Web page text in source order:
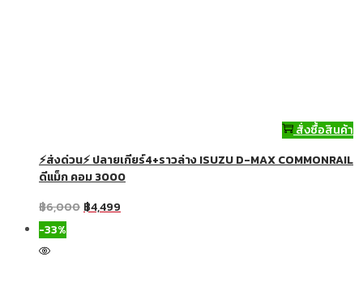
สั่งซื้อสินค้า
⚡ส่งด่วน⚡ ปลายเกียร์4+ราวล่าง ISUZU D-MAX COMMONRAIL
ดีแม็ก คอม 3000
฿6,000฿4,499
-33%